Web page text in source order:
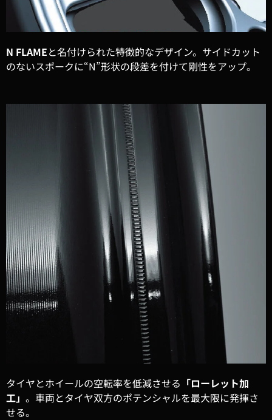
N FLAMEと名付けられた特徴的なデザイン。サイドカット
のないスポークに“N”形状の段差を付けて剛性をアップ。
タイヤとホイールの空転率を低減させる 「ローレット加
工」 。車両とタイヤ双方のポテンシャルを最大限に発揮さ
せる。